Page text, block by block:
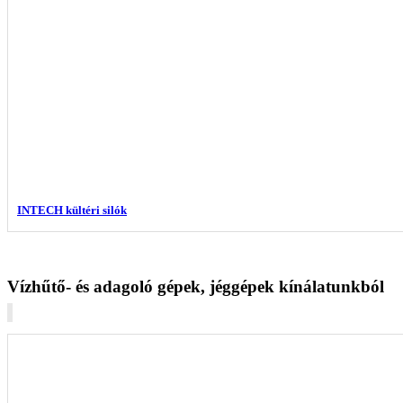
INTECH kültéri silók
Vízhűtő- és adagoló gépek, jéggépek kínálatunkból